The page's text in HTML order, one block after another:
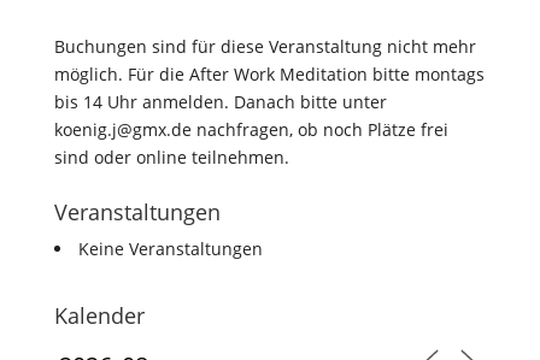
Buchungen sind für diese Veranstaltung nicht mehr
möglich. Für die After Work Meditation bitte montags
bis 14 Uhr anmelden. Danach bitte unter
koenig.j@gmx.de nachfragen, ob noch Plätze frei
sind oder online teilnehmen.
Veranstaltungen
Keine Veranstaltungen
Kalender